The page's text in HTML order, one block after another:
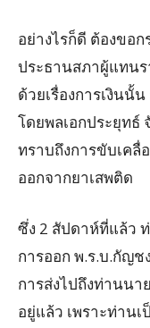
อย่างไรก็ดี ต้องขอ
ประธานสภาผู้แทน
ด้วยเรื่องการเงิน
โดยพลเอกประยุทธ์
ทราบถึงการขับเค
ออกจากยาเสพติด
ซึ่ง 2 สัปดาห์ที่แล้ว
การออก พ.ร.บ.กัญช
การส่งไปถึงท่านน
อยู่แล้ว เพราะท่าน